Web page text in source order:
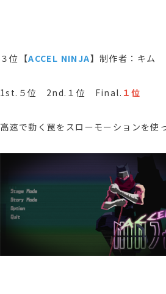
３位【ACCEL NINJA】制作者：キム
1st.５位 2nd.１位 Final. １位
高速で動く罠をスローモーションを使